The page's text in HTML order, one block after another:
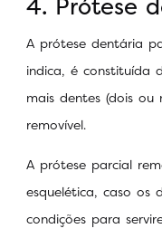
4. Prótese
A prótese dentária
indica, é constituída
mais dentes (dois
removível.
A prótese parcial
esquelética, caso os
condições para